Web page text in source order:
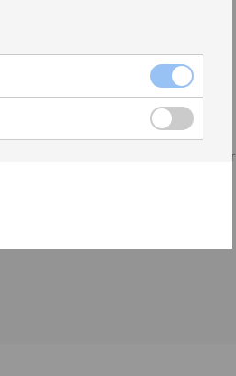
Om Oss
Vår Story
Spårbara nötter